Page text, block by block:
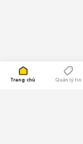
Trang chủ Quản lý tin